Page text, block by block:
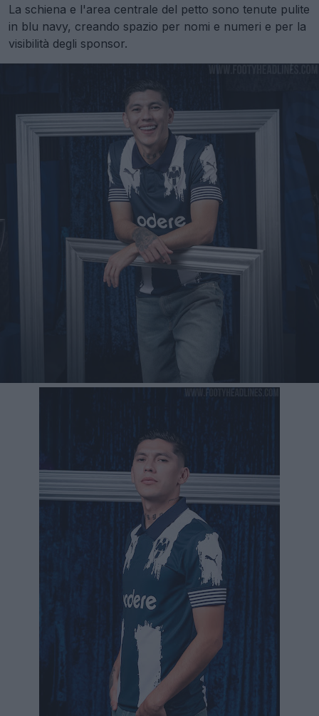
La schiena e l'area centrale del petto sono tenute pulite
in blu navy, creando spazio per nomi e numeri e per la
visibilità degli sponsor.